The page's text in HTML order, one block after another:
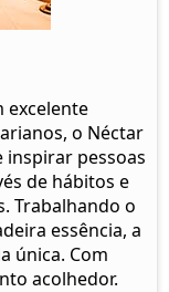
excelente
o Néctar
inspirar pessoas
de hábitos e
Trabalhando o
essência, a
única. Com
acolhedor.